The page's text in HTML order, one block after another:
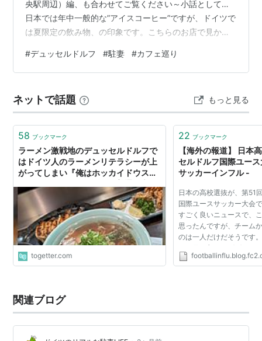
央駅周辺）編、も合わせてご覧ください～小話として…
日本では年中一般的な”アイスコーヒー”ですが、ドイツで
は夏限定の飲み物、の印象です。こちらのお店で見かけ
ーヒー、という意味のようで、日本で言う”コーヒーフロ
ート”が届きますww私たちの思う”アイスコーヒー”が飲み
kaffee”（kaltはドイツ語で冷たい）を探しましょう！
Rösterei VIER Wallstr…
#デュッセルドルフ #駐妻 #カフェ巡り
ネットで話題 もっと見る
58 ブックマーク
ラーメン激戦地のデュッセルドルフで
はドイツ人のラーメンリテラシーが上
がってしまい『俺はホッカイドウスタ
てくるようになった
togetter.com
22 ブックマーク
【海外の報道】 日本
セルドルフ国際ユー
サッカーインフル -
日本の高校選抜が、第51
国際ユースサッカー大会
すごく良いニュースで、
思ったんですが、チーム
のは一人だけだそうです
ちの目に留まればばいい
外の報道を翻訳しました
関連ブログ